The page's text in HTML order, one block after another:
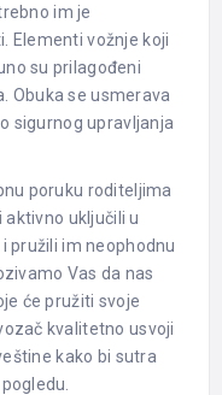
im je
Elementi vožnje koji
su prilagođeni
Obuka se usmerava
sigurnog upravljanja
poruku roditeljima
aktivno uključili u
pružili im neophodnu
Vas da nas
će pružiti svoje
kvalitetno usvoji
kako bi sutra